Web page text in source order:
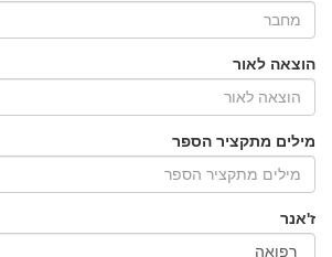
הוצאה לאור
מילים מתקציר הספר
ז'אנר